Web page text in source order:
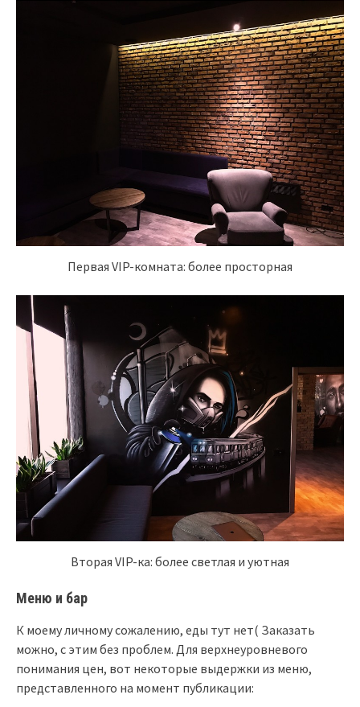
Первая VIP-комната: более просторная
Вторая VIP-ка: более светлая и уютная
Меню и бар
К моему личному сожалению, еды тут нет( Заказать
можно, с этим без проблем. Для верхнеуровневого
понимания цен, вот некоторые выдержки из меню,
представленного на момент публикации: